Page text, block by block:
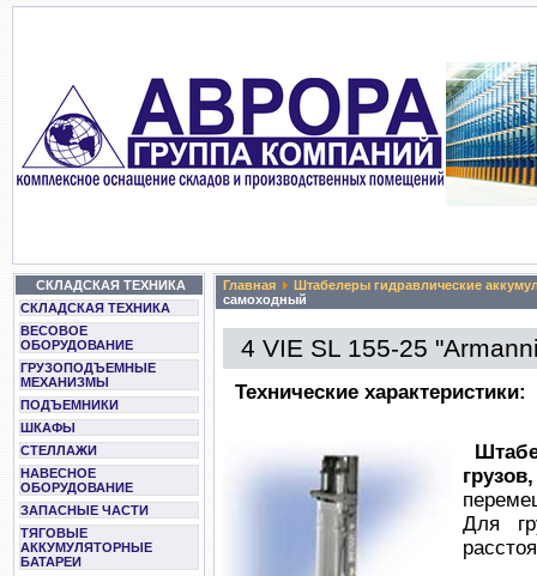
СКЛАДСКАЯ ТЕХНИКА
СКЛАДСКАЯ ТЕХНИКА
ВЕСОВОЕ
ОБОРУДОВАНИЕ
ГРУЗОПОДЪЕМНЫЕ
МЕХАНИЗМЫ
ПОДЪЕМНИКИ
ШКАФЫ
СТЕЛЛАЖИ
НАВЕСНОЕ
ОБОРУДОВАНИЕ
ЗАПАСНЫЕ ЧАСТИ
ТЯГОВЫЕ
АККУМУЛЯТОРНЫЕ
БАТАРЕИ
Главная
Штабелеры гидравлические
самоходный
4 VIE SL 155-25
Технические характеристики:
грузов,
Для